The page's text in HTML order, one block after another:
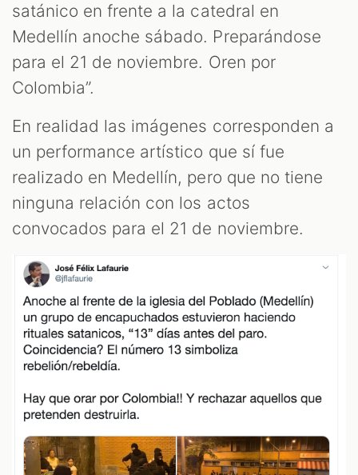
satánico en frente a la catedral en
Medellín anoche sábado. Preparándose
para el 21 de noviembre. Oren por
Colombia”.
En realidad las imágenes corresponden a
un performance artístico que sí fue
realizado en Medellín, pero que no tiene
ninguna relación con los actos
convocados para el 21 de noviembre.